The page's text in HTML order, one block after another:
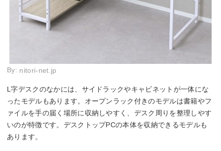
By: nitori-net.jp
L字デスクのなかには、サイドラックやキャビネットが一体にな
ったモデルもあります。オープンラック付きのモデルは書籍やフ
ァイルを手の届く場所に収納しやすく、デスク周りを整理しやす
いのが特徴です。デスクトップPCの本体を収納できるモデルも
あります。